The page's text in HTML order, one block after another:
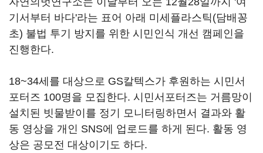
기서부터 바다'라는 표어 아래 미세플라스틱(담배꽁
초) 불법 투기 방지를 위한 시민인식 개선 캠페인을
진행한다.
18~34세를 대상으로 GS칼텍스가 후원하는 시민서
포터즈 100명을 모집한다. 시민서포터즈는 거름망이
설치된 빗물받이를 정기 모니터링하면서 결과와 활
동 영상을 개인 SNS에 업로드를 하게 된다. 활동 영
상은 공모전 대상이기도 하다.